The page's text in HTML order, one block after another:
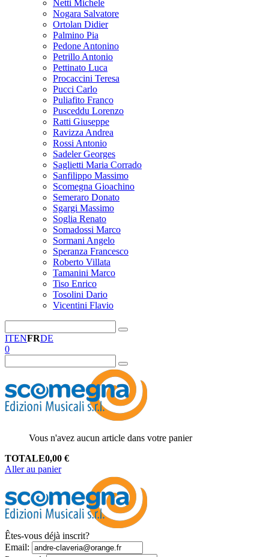
Netti Michele
Nogara Salvatore
Ortolan Didier
Palmino Pia
Pedone Antonino
Petrillo Antonio
Pettinato Luca
Procaccini Teresa
Pucci Carlo
Puliafito Franco
Pusceddu Lorenzo
Ratti Giuseppe
Ravizza Andrea
Rossi Antonio
Sadeler Georges
Saglietti Maria Corrado
Sanfilippo Massimo
Scomegna Gioachino
Semeraro Donato
Sgargi Massimo
Soglia Renato
Somadossi Marco
Sormani Angelo
Speranza Francesco
Roberto Villata
Tamanini Marco
Tiso Enrico
Tosolini Dario
Vicentini Flavio
ITENFRDE
0
Vous n'avez aucun article dans votre panier
TOTALE0,00 €
Aller au panier
Êtes-vous déjà inscrit?
Email: